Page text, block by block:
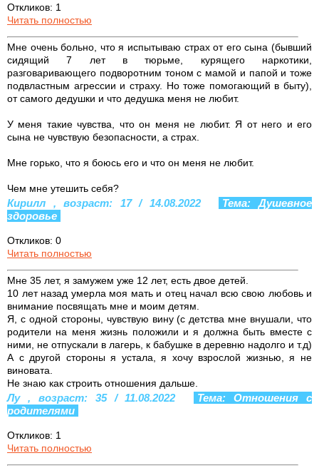
Откликов: 1
Читать полностью
Мне очень больно, что я испытываю страх от его сына (бывший
сидящий 7 лет в тюрьме, курящего наркотики,
разговаривающего подворотним тоном с мамой и папой и тоже
подвластным агрессии и страху. Но тоже помогающий в быту),
от самого дедушки и что дедушка меня не любит.
У меня такие чувства, что он меня не любит. Я от него и его
сына не чувствую безопасности, а страх.
Мне горько, что я боюсь его и что он меня не любит.
Чем мне утешить себя?
Кирилл , возраст: 17 / 14.08.2022
Тема: Душевное
здоровье
Откликов: 0
Читать полностью
Мне 35 лет, я замужем уже 12 лет, есть двое детей.
10 лет назад умерла моя мать и отец начал всю свою любовь и
внимание посвящать мне и моим детям.
Я, с одной стороны, чувствую вину (с детства мне внушали, что
родители на меня жизнь положили и я должна быть вместе с
ними, не отпускали в лагерь, к бабушке в деревню надолго и т.д)
А с другой стороны я устала, я хочу взрослой жизнью, я не
виновата.
Не знаю как строить отношения дальше.
Лу , возраст: 35 / 11.08.2022
Тема: Отношения с
родителями
Откликов: 1
Читать полностью